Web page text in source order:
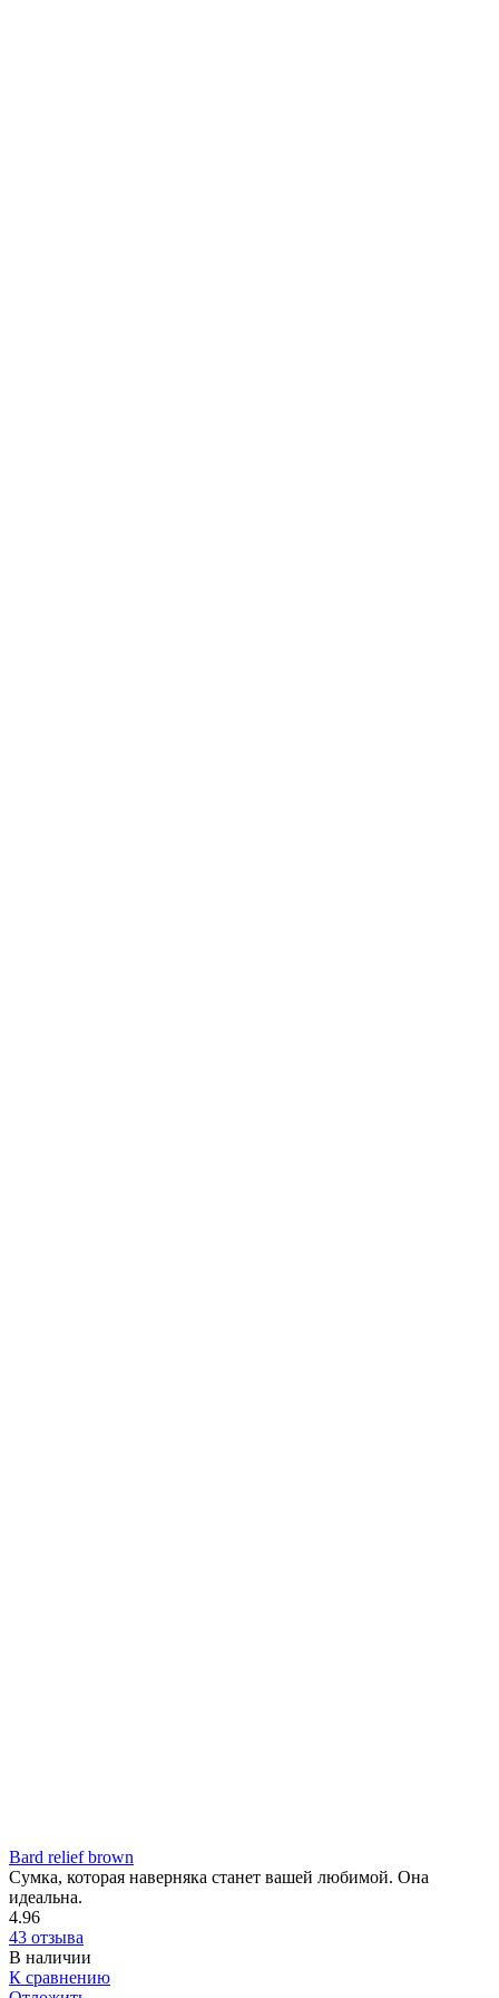
Bard relief brown
Сумка, которая наверняка станет вашей любимой. Она
идеальна.
4.96
43 отзыва
В наличии
К сравнению